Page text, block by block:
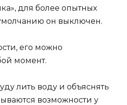
для более опытных
он выключен.
его можно
момент.
лить воду и объяснять
возможности у